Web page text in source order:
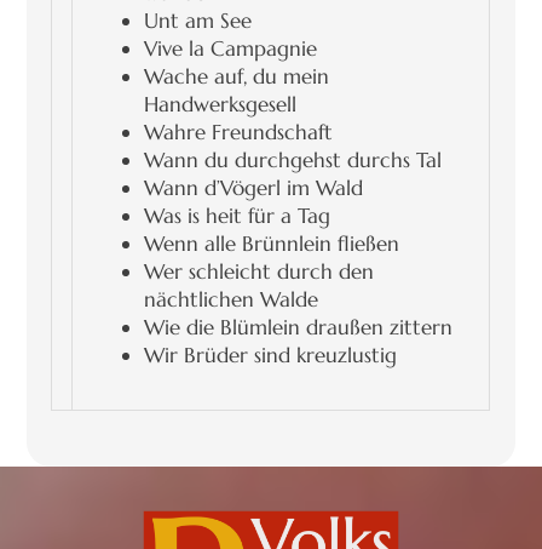
Unt am See
Vive la Campagnie
Wache auf, du mein
Handwerksgesell
Wahre Freundschaft
Wann du durchgehst durchs Tal
Wann d’Vögerl im Wald
Was is heit für a Tag
Wenn alle Brünnlein fließen
Wer schleicht durch den
nächtlichen Walde
Wie die Blümlein draußen zittern
Wir Brüder sind kreuzlustig